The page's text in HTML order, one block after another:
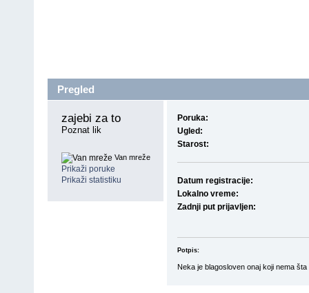
Pregled
zajebi za to
Poznat lik
Van mreže
Prikaži poruke
Prikaži statistiku
Poruka:
Ugled:
Starost:
Datum registracije:
Lokalno vreme:
Zadnji put prijavljen:
Potpis:
Neka je blagosloven onaj koji nema